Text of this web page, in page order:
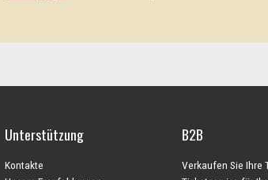
Unterstützung
Kontakte
B2B
Verkaufen Sie Ihre